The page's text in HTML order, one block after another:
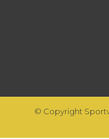
© Copyright